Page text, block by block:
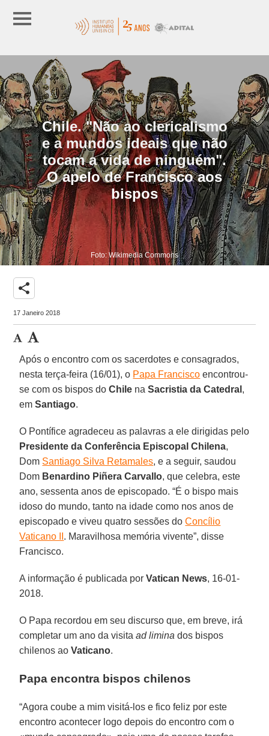
Chile. "Não ao clericalismo
e a mundos ideais que não
tocam a vida de ninguém".
O apelo de Francisco aos
bispos
Foto: Wikimedia Commons
share
17 Janeiro 2018
Após o encontro com os sacerdotes e consagrados,
nesta terça-feira (16/01), o Papa Francisco encontrou-
se com os bispos doChile na Sacristia da Catedral ,
emSantiago.
O Pontífice agradeceu as palavras a ele dirigidas pelo
Presidente da Conferência Episcopal Chilena,
Dom Santiago Silva Retamales, e a seguir, saudou
Dom Benardino Piñera Carvallo, que celebra, este
ano, sessenta anos de episcopado. “É o bispo mais
idoso do mundo, tanto na idade como nos anos de
episcopado e viveu quatro sessões doConcílio
Vaticano II . Maravilhosa memória vivente”, disse
Francisco.
A informação é publicada porVatican News, 16-01-
2018.
O Papa recordou em seu discurso que, em breve, irá
completar um ano da visitaad limina dos bispos
chilenos aoVaticano.
Papa encontra bispos chilenos
“Agora coube a mim visitá-los e fico feliz por este
encontro acontecer logo depois do encontro com o